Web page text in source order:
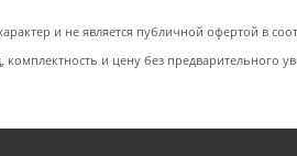
и не является публичной офертой в
и цену без предварительного